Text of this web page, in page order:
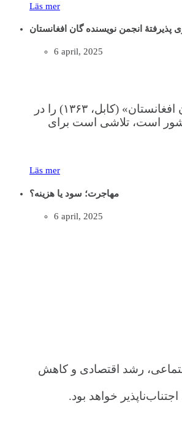
Läs mer
پذيرفتۀ انجمن نويسنده گان افغانستان
6 april, 2025
سایت افغان‌های سویدن، به‌منظور افزایش آگاهی خواننده‌گان گرامی، نسخهٔ کامل «روش املای زبان دری پذیرفته‌شدهٔ انجمن نویسنده‌گان افغانستان» (کابل، ۱۳۶۳) را در
کشور است، تلاشی‌ است برای
Läs mer
مهاجرت؛ سود یا هزینه؟
6 april, 2025
رشد اقتصادی و کاهش
خواهد بود.